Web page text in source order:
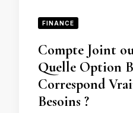
FINANCE
Compte Joint
Quelle Option
Correspond
Besoins ?